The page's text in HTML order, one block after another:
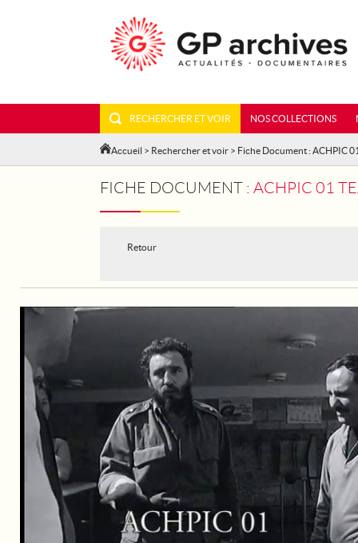
RECHERCHER ET VOIR NOS COLLECTIONS
Accueil > Rechercher et voir > Fiche Document : ACHPIC
FICHE DOCUMENT : ACHPIC 01
Retour